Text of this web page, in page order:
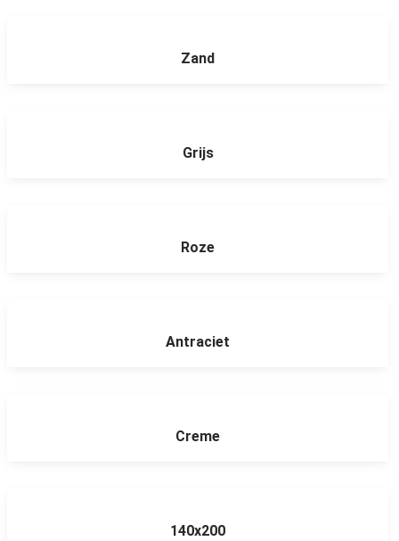
Zand
Grijs
Roze
Antraciet
Creme
140x200